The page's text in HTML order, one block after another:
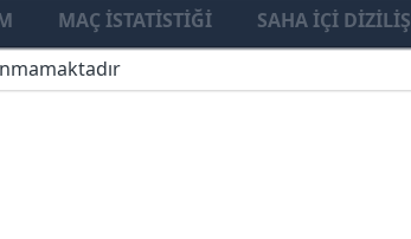
MAÇ İSTATISTIĞI
SAHA İÇI DIZILIŞ